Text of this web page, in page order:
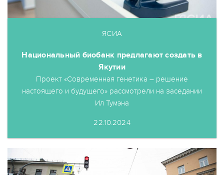
ЯСИА
Национальный биобанк предлагают создать в
Якутии
Проект «Современная генетика – решение
настоящего и будущего» рассмотрели на заседании
Ил Тумэна
22.10.2024